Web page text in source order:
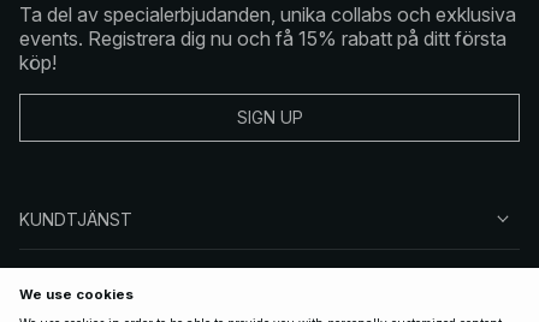
Ta del av specialerbjudanden, unika collabs och exklusiva
events. Registrera dig nu och få 15% rabatt på ditt första
köp!
SIGN UP
KUNDTJÄNST